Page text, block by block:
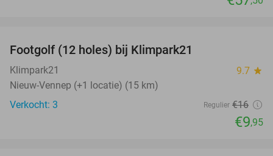
NEW
TODAY
Footgolf (12 holes) bij Klimpark21
Klimpark21 9.7 star
Nieuw-Vennep (+1 locatie) (15 km)
Verkocht: 3
Regulier €16
€9,95